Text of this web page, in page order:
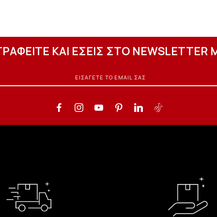
ΚΑΙ ΕΣΕΙΣ ΣΤΟ NEWSLETTER